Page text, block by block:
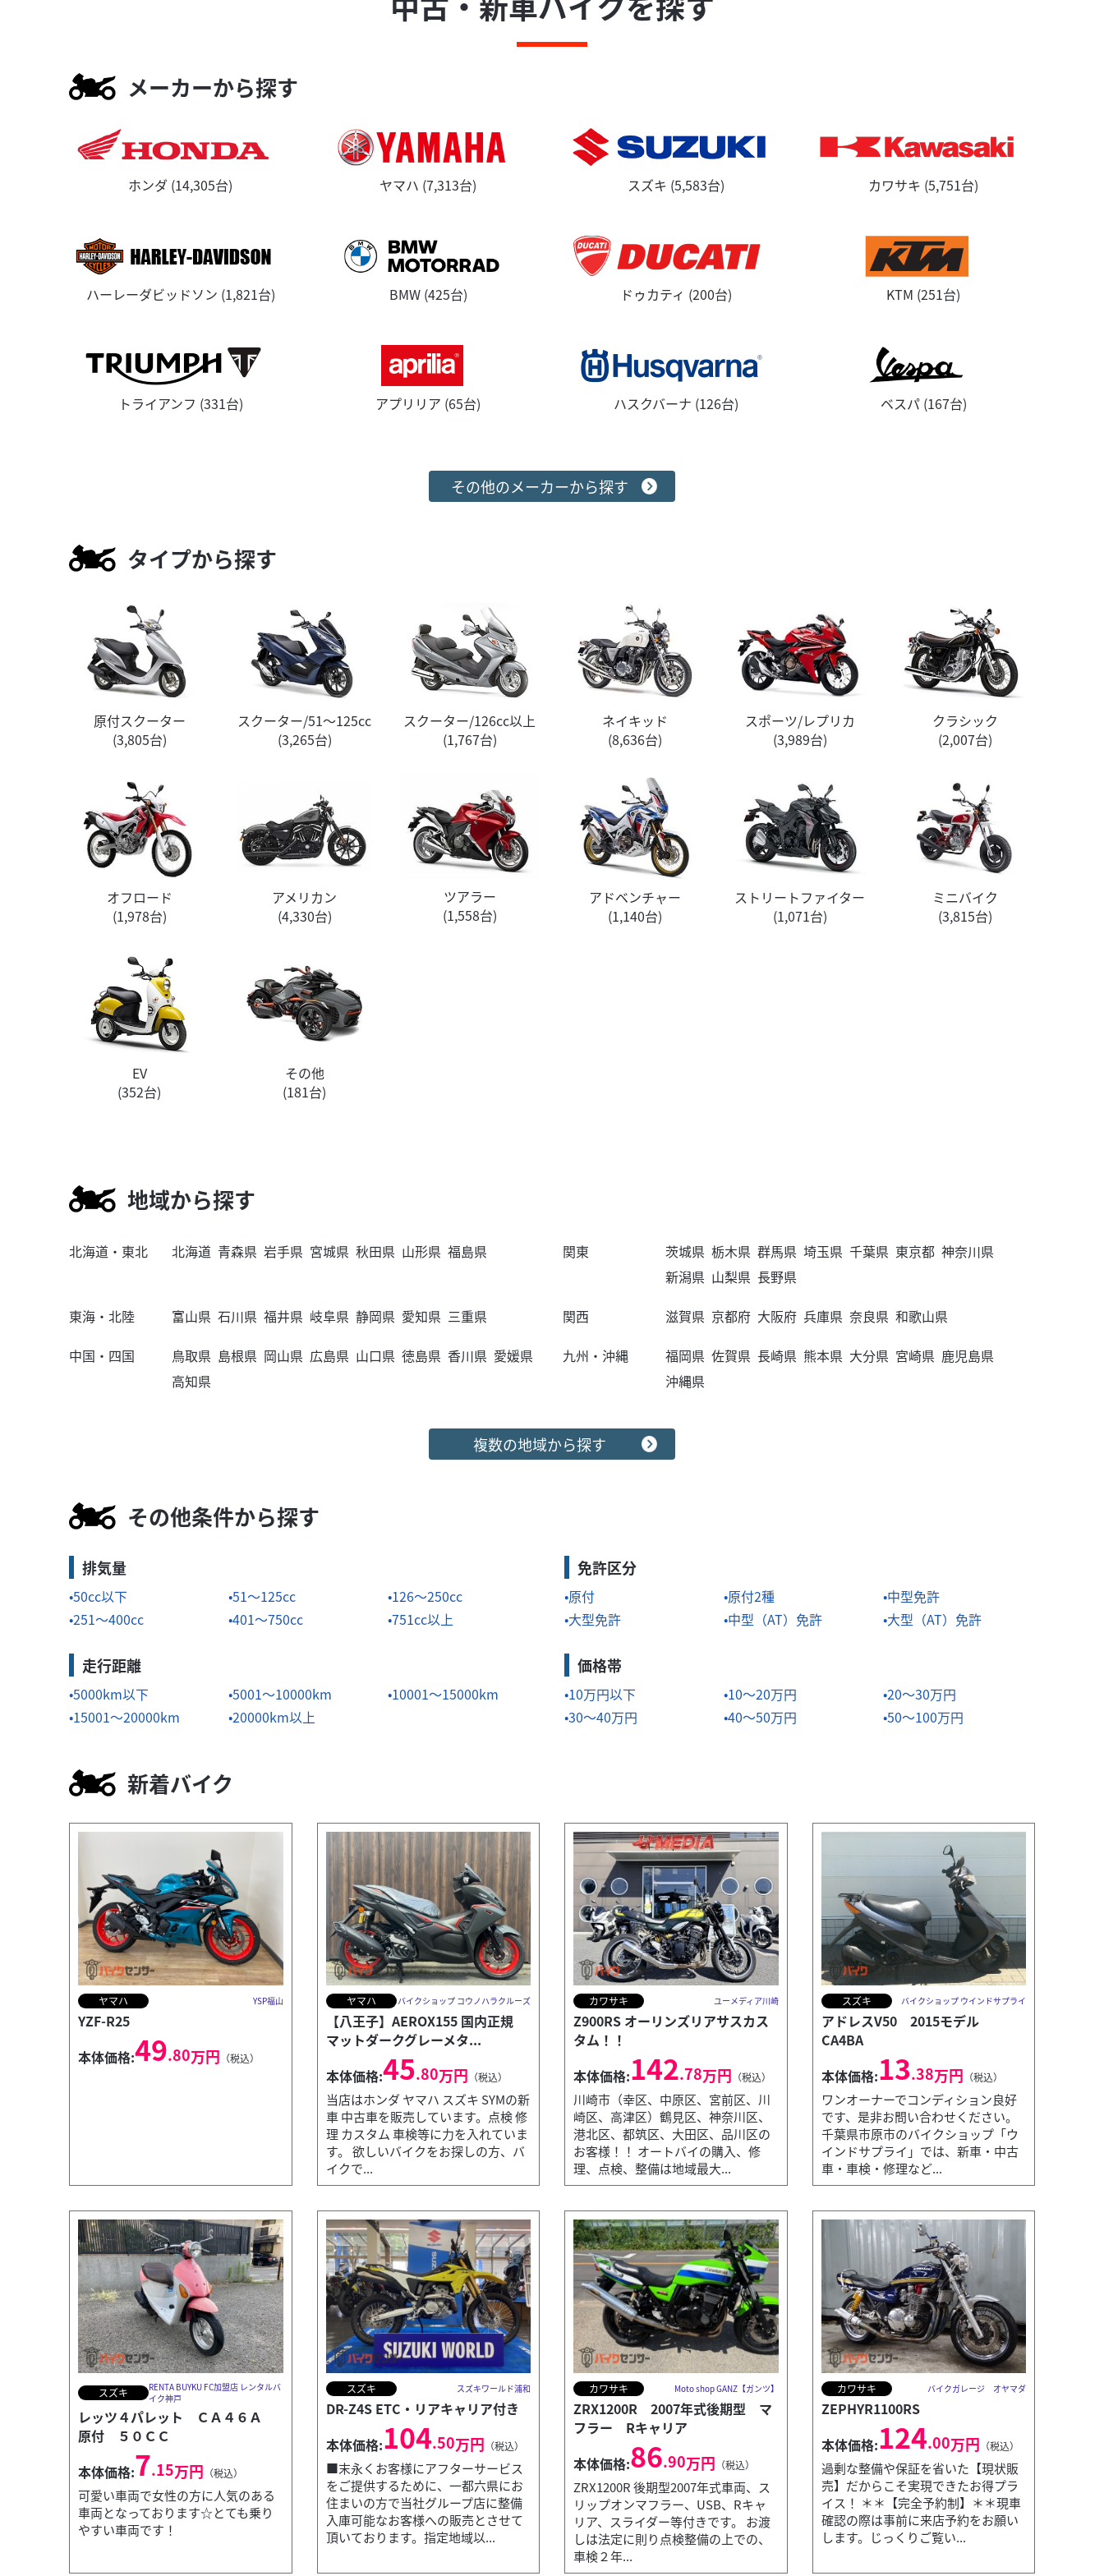
メーカーから探す
ホンダ (14,305台) ヤマハ (7,313台) スズキ (5,583台) カワサキ (5,751台)
ハーレーダビッドソン (1,821台) BMW (425台) ドゥカティ (200台) KTM (251台)
トライアンフ (331台) アプリリア (65台) ハスクバーナ (126台) ベスパ (167台)
その他のメーカーから探す
タイプから探す
原付スクーター
(3,805台)
スクーター/51～125cc
(3,265台)
スクーター/126cc以上
(1,767台)
ネイキッド
(8,636台)
スポーツ/レプリカ
(3,989台)
クラシック
(2,007台)
オフロード
(1,978台)
アメリカン
(4,330台)
ツアラー
(1,558台)
アドベンチャー
(1,140台)
ストリートファイター
(1,071台)
ミニバイク
(3,815台)
EV
(352台)
その他
(181台)
地域から探す
北海道・東北 北海道 青森県 岩手県 宮城県 秋田県 山形県 福島県 関東 茨城県 栃木県 群馬県 埼玉県 千葉県 東京都 神奈川県
新潟県 山梨県 長野県
東海・北陸
富山県 石川県 福井県 岐阜県 静岡県 愛知県 三重県 関西 滋賀県 京都府 大阪府 兵庫県 奈良県 和歌山県
中国・四国
鳥取県 島根県 岡山県 広島県 山口県 徳島県 香川県 愛媛県
高知県
九州・沖縄 福岡県 佐賀県 長崎県 熊本県 大分県 宮崎県 鹿児島県
沖縄県
複数の地域から探す
その他条件から探す
排気量
50cc以下 51～125cc
126～250cc
251～400cc
401～750cc 751cc以上
免許区分
原付 原付2種
中型免許
大型免許
中型（AT）免許 大型（AT）免許
走行距離
5000km以下 5001～10000km
10001～15000km
15001～20000km
20000km以上
価格帯
10万円以下 10～20万円
20～30万円
30～40万円
40～50万円 50～100万円
新着バイク
ヤマハ バイクショップ コウノハラクルーズ
ヤマハ YSP福山
YZF-R25
本体価格:49.80万円 （税込）
ヤマハ バイクショップ コウノハラクルーズ
【八王子】AEROX155 国内正規
マットダークグレーメタ...
本体価格:45.80万円 （税込）
当店はホンダ ヤマハ スズキ SYMの新
車 中古車を販売しています。点検 修
理 カスタム 車検等に力を入れていま
す。 欲しいバイクをお探しの方、バ
イクで...
カワサキ ユーメディア川崎
Z900RS オーリンズリアサスカス
タム！！
本体価格:142.78万円 （税込）
川崎市（幸区、中原区、宮前区、川
崎区、高津区）鶴見区、神奈川区、
港北区、都筑区、大田区、品川区の
お客様！！ オートバイの購入、修
理、点検、整備は地域最大...
スズキ バイクショップ ウインドサプライ
アドレスV50 2015モデル
CA4BA
本体価格:13.38万円 （税込）
ワンオーナーでコンディション良好
です、是非お問い合わせください。
千葉県市原市のバイクショップ「ウ
インドサプライ」では、新車・中古
車・車検・修理など...
スズキ
RENTA BUYKU FC加盟店 レンタルバ
イク神戸
レッツ４パレット ＣＡ４６Ａ
原付 ５０ＣＣ
本体価格:7.15万円 （税込）
可愛い車両で女性の方に人気のある
車両となっております☆とても乗り
やすい車両です！
スズキ スズキワールド浦和
DR-Z4S ETC・リアキャリア付き
本体価格:104.50万円 （税込）
■末永くお客様にアフターサービス
をご提供するために、一都六県にお
住まいの方で当社グループ店に整備
入庫可能なお客様への販売とさせて
頂いております。指定地域以...
カワサキ Moto shop GANZ【ガンツ】
ZRX1200R 2007年式後期型 マ
フラー Rキャリア
本体価格:86.90万円 （税込）
ZRX1200R 後期型2007年式車両、ス
リップオンマフラー、USB、Rキャ
リア、スライダー等付きです。 お渡
しは法定に則り点検整備の上での、
車検２年...
カワサキ バイクガレージ オヤマダ
ZEPHYR1100RS
本体価格:124.00万円 （税込）
過剰な整備や保証を省いた【現状販
売】だからこそ実現できたお得プラ
イス！ ＊＊【完全予約制】＊＊現車
確認の際は事前に来店予約をお願い
します。じっくりご覧い...